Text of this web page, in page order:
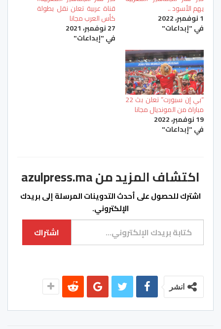
يهم الأسود ..
1 نوفمبر، 2022
في "إبداعات"
قناة عربية تعلن نقل بطولة
كأس العرب مجانا
27 نوفمبر، 2021
في "إبداعات"
“بي إن سبورت” تعلن بث 22
مباراة من المونديال مجانا
19 نوفمبر، 2022
في "إبداعات"
اكتشاف المزيد من azulpress.ma
اشترك للحصول على أحدث التدوينات المرسلة إلى بريدك
الإلكتروني.
كتابة بريدك الإلكتروني...
اشتراك
انشر